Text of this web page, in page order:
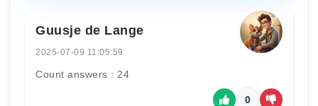
Guusje de Lange
2025-07-09 11:05:59
Count answers : 24
0